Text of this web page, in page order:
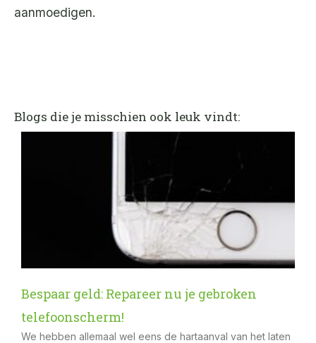
aanmoedigen.
Blogs die je misschien ook leuk vindt:
Bespaar geld: Repareer nu je gebroken
telefoonscherm!
We hebben allemaal wel eens de hartaanval van het laten